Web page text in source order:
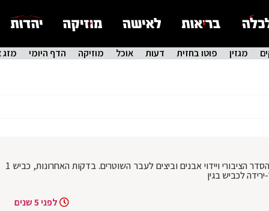
מגזין פוטו בחזית דעות אוכל מוזיקה הדף היומי מזג
מחאת סנדק: 6 מפגינים נעצרו בגין הפרת הסדר הציבורי ויידוי אבנים וביצים לעבר השוטרים. בדקות האחרונות, כביש 1
לכביש בגין
לפני 5 שנים